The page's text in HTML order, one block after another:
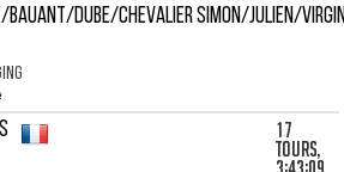
BAUANT/DUBE/CHEVALIER Simon/Julien/
17
tours,